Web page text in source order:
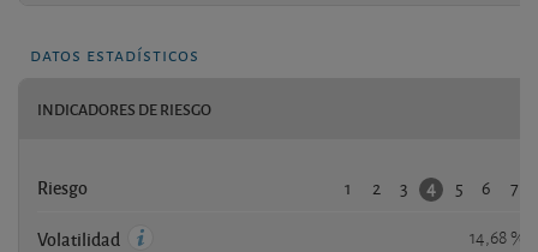
datos estadísticos
INDICADORES DE RIESGO
Riesgo 1 2 3 4 5 6 7
Volatilidad 14,68 %